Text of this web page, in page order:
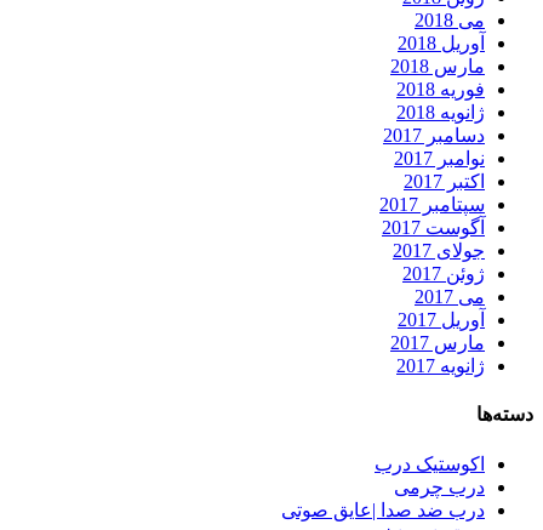
می 2018
آوریل 2018
مارس 2018
فوریه 2018
ژانویه 2018
دسامبر 2017
نوامبر 2017
اکتبر 2017
سپتامبر 2017
آگوست 2017
جولای 2017
ژوئن 2017
می 2017
آوریل 2017
مارس 2017
ژانویه 2017
دسته‌ها
اکوستیک درب
درب چرمی
درب ضد صدا |عایق صوتی